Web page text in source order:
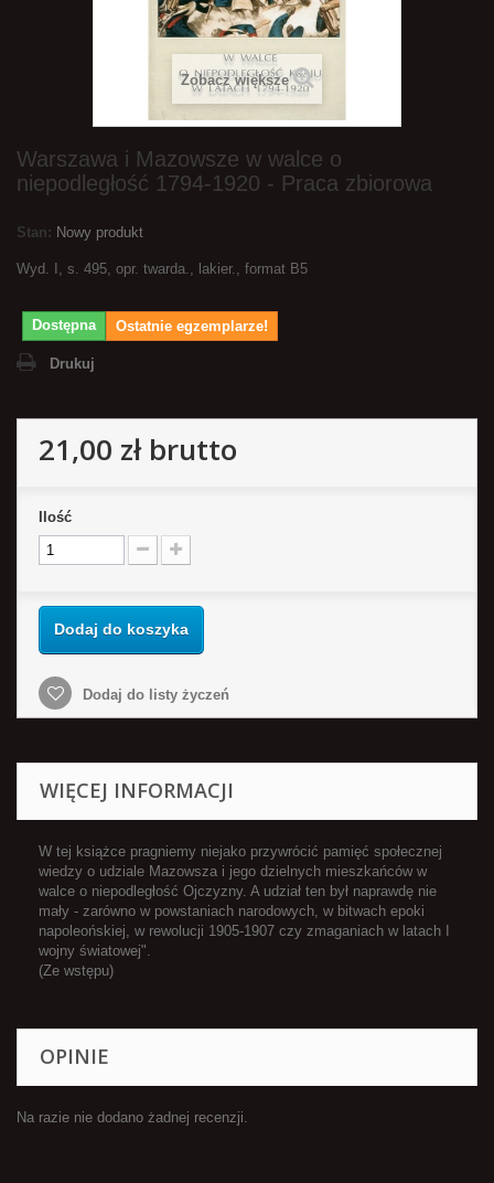
Zobacz większe
Warszawa i Mazowsze w walce o
niepodległość 1794-1920 - Praca zbiorowa
Stan: Nowy produkt
Wyd. I, s. 495, opr. twarda., lakier., format B5
Dostępna Ostatnie egzemplarze!
Drukuj
21,00 złbrutto
Ilość
Dodaj do koszyka
Dodaj do listy życzeń
WIĘCEJ INFORMACJI
W tej książce pragniemy niejako przywrócić pamięć społecznej
wiedzy o udziale Mazowsza i jego dzielnych mieszkańców w
walce o niepodległość Ojczyzny. A udział ten był naprawdę nie
mały - zarówno w powstaniach narodowych, w bitwach epoki
napoleońskiej, w rewolucji 1905-1907 czy zmaganiach w latach I
wojny światowej".
(Ze wstępu)
OPINIE
Na razie nie dodano żadnej recenzji.